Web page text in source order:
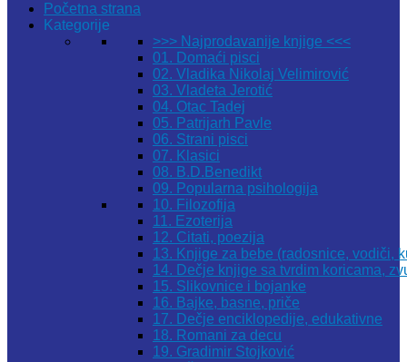
Početna strana
Kategorije
>>> Najprodavanije knjige <<<
01. Domaći pisci
02. Vladika Nikolaj Velimirović
03. Vladeta Jerotić
04. Otac Tadej
05. Patrijarh Pavle
06. Strani pisci
07. Klasici
08. B.D.Benedikt
09. Popularna psihologija
10. Filozofija
11. Ezoterija
12. Citati, poezija
13. Knjige za bebe (radosnice, vodiči,
14. Dečje knjige sa tvrdim koricama,
15. Slikovnice i bojanke
16. Bajke, basne, priče
17. Dečje enciklopedije, edukativne
18. Romani za decu
19. Gradimir Stojković